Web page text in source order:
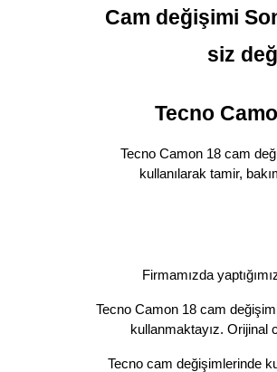
Cam değişimi
siz
Tecno
Tecno Camon 18 cam
kullanılarak tamir,
Firmamızda
Tecno Camon 18 cam
kullanmaktayız. Orijinal
Tecno cam değişimlerinde